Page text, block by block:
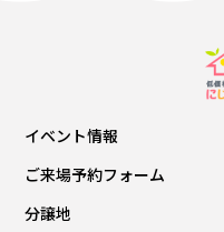
イベント情報
ご来場予約フォーム
分譲地